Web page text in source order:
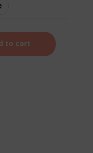
to cart